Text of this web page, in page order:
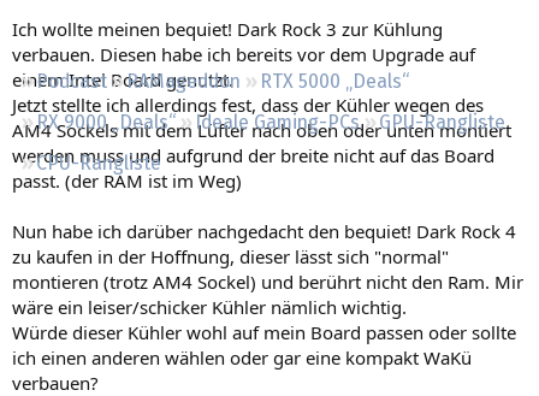
Podcast RAMageddon
RTX 5000 „Deals“
RX 9000 „Deals“
Ideale Gaming-PCs
GPU-Rangliste
CPU-Rangliste
Ich wollte meinen bequiet! Dark Rock 3 zur Kühlung
verbauen. Diesen habe ich bereits vor dem Upgrade auf
einem Intel Board genutzt.
Jetzt stellte ich allerdings fest, dass der Kühler wegen des
AM4 Sockels mit dem Lüfter nach oben oder unten montiert
werden muss und aufgrund der breite nicht auf das Board
passt. (der RAM ist im Weg)
Nun habe ich darüber nachgedacht den bequiet! Dark Rock 4
zu kaufen in der Hoffnung, dieser lässt sich "normal"
montieren (trotz AM4 Sockel) und berührt nicht den Ram. Mir
wäre ein leiser/schicker Kühler nämlich wichtig.
Würde dieser Kühler wohl auf mein Board passen oder sollte
ich einen anderen wählen oder gar eine kompakt WaKü
verbauen?